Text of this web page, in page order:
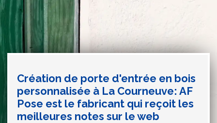
Création de porte d'entrée en bois
personnalisée à La Courneuve: AF
Pose est le fabricant qui reçoit les
meilleures notes sur le web